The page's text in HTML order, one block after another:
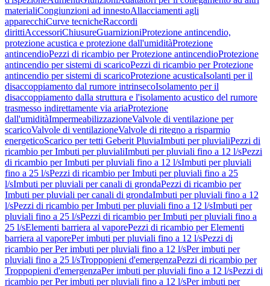
materialiCongiunzioni ad innestoAllacciamenti agli
apparecchiCurve tecnicheRaccordi
dirittiAccessoriChiusureGuarnizioniProtezione antincendio,
protezione acustica e protezione dall'umiditàProtezione
antincendioPezzi di ricambio per Protezione antincendioProtezione
antincendio per sistemi di scaricoPezzi di ricambio per Protezione
antincendio per sistemi di scaricoProtezione acusticaIsolanti per il
disaccoppiamento dal rumore intrinsecoIsolamento per il
disaccoppiamento dalla struttura e l'isolamento acustico del rumore
trasmesso indirettamente via ariaProtezione
dall'umiditàImpermeabilizzazioneValvole di ventilazione per
scaricoValvole di ventilazioneValvole di ritegno a risparmio
energeticoScarico per tetti Geberit PluviaImbuti per pluvialiPezzi di
ricambio per Imbuti per pluvialiImbuti per pluviali fino a 12 l/sPezzi
di ricambio per Imbuti per pluviali fino a 12 l/sImbuti per pluviali
fino a 25 l/sPezzi di ricambio per Imbuti per pluviali fino a 25
l/sImbuti per pluviali per canali di grondaPezzi di ricambio per
Imbuti per pluviali per canali di grondaImbuti per pluviali fino a 12
l/sPezzi di ricambio per Imbuti per pluviali fino a 12 l/sImbuti per
pluviali fino a 25 l/sPezzi di ricambio per Imbuti per pluviali fino a
25 l/sElementi barriera al vaporePezzi di ricambio per Elementi
barriera al vaporePer imbuti per pluviali fino a 12 l/sPezzi di
ricambio per Per imbuti per pluviali fino a 12 l/sPer imbuti per
pluviali fino a 25 l/sTroppopieni d'emergenzaPezzi di ricambio per
Troppopieni d'emergenzaPer imbuti per pluviali fino a 12 l/sPezzi di
ricambio per Per imbuti per pluviali fino a 12 l/sPer imbuti per